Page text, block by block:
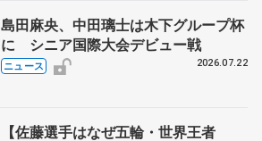
島田麻央、中田璃士は木下グループ杯
に シニア国際大会デビュー戦
ニュース 2026.07.22
【佐藤選手はなぜ五輪・世界王者